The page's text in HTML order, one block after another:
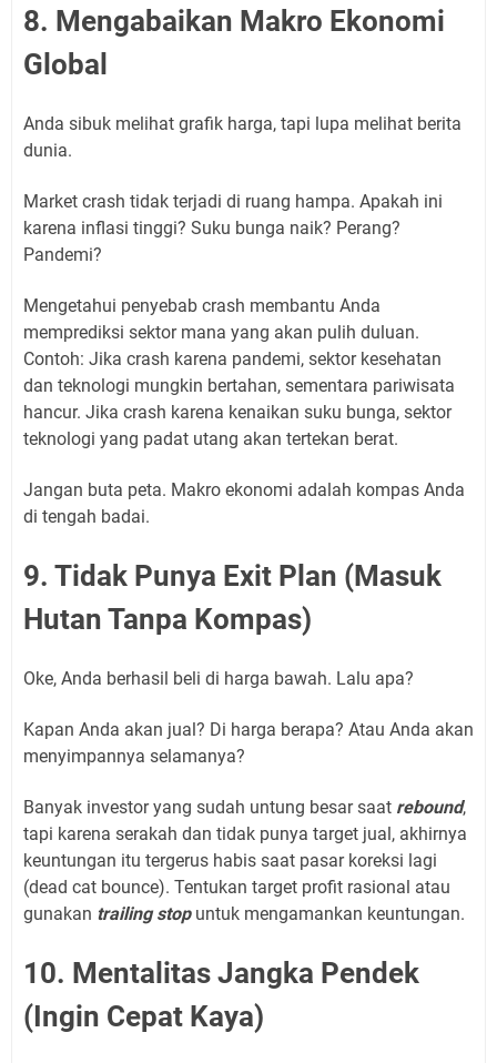
8. Mengabaikan Makro Ekonomi
Global
Anda sibuk melihat grafik harga, tapi lupa melihat berita
dunia.
Market crash tidak terjadi di ruang hampa. Apakah ini
karena inflasi tinggi? Suku bunga naik? Perang?
Pandemi?
Mengetahui penyebab crash membantu Anda
memprediksi sektor mana yang akan pulih duluan.
Contoh: Jika crash karena pandemi, sektor kesehatan
dan teknologi mungkin bertahan, sementara pariwisata
hancur. Jika crash karena kenaikan suku bunga, sektor
teknologi yang padat utang akan tertekan berat.
Jangan buta peta. Makro ekonomi adalah kompas Anda
di tengah badai.
9. Tidak Punya Exit Plan (Masuk
Hutan Tanpa Kompas)
Oke, Anda berhasil beli di harga bawah. Lalu apa?
Kapan Anda akan jual? Di harga berapa? Atau Anda akan
menyimpannya selamanya?
Banyak investor yang sudah untung besar saat rebound,
tapi karena serakah dan tidak punya target jual, akhirnya
keuntungan itu tergerus habis saat pasar koreksi lagi
(dead cat bounce). Tentukan target profit rasional atau
gunakan trailing stopuntuk mengamankan keuntungan.
10. Mentalitas Jangka Pendek
(Ingin Cepat Kaya)